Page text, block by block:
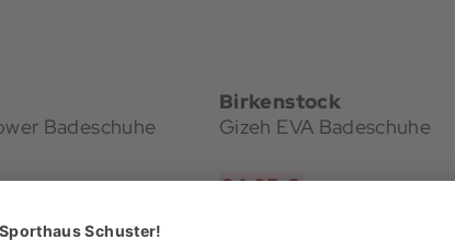
Badeschuhe
Birkenstock
Gizeh EVA Badeschuhe
34,95 €